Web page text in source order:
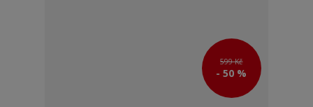
599 Kč
- 50 %